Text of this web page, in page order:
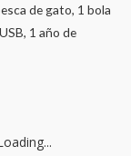
de gato, 1 bola
1 año de